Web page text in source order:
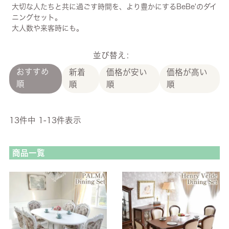
大切な人たちと共に過ごす時間を、より豊かにするBeBe'のダイ
ニングセット。
大人数や来客時にも。
並び替え
おすすめ
順
新着
順
価格が安い
順
価格が高い
順
13件中 1 -13件表示
商品一覧